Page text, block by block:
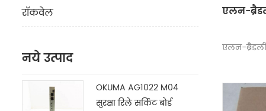
एलन-
एलन-
रॉकवेल
नये उत्पाद
OKUMA AG1022 M04
सुरक्षा रिले सर्किट बोर्ड